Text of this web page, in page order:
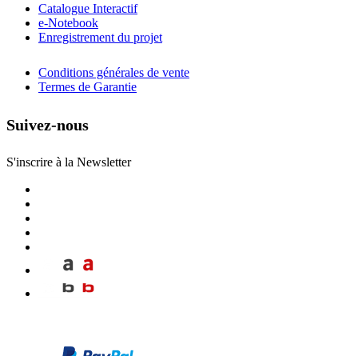
Catalogue Interactif
e-Notebook
Enregistrement du projet
Conditions générales de vente
Termes de Garantie
Suivez-nous
S'inscrire à la Newsletter